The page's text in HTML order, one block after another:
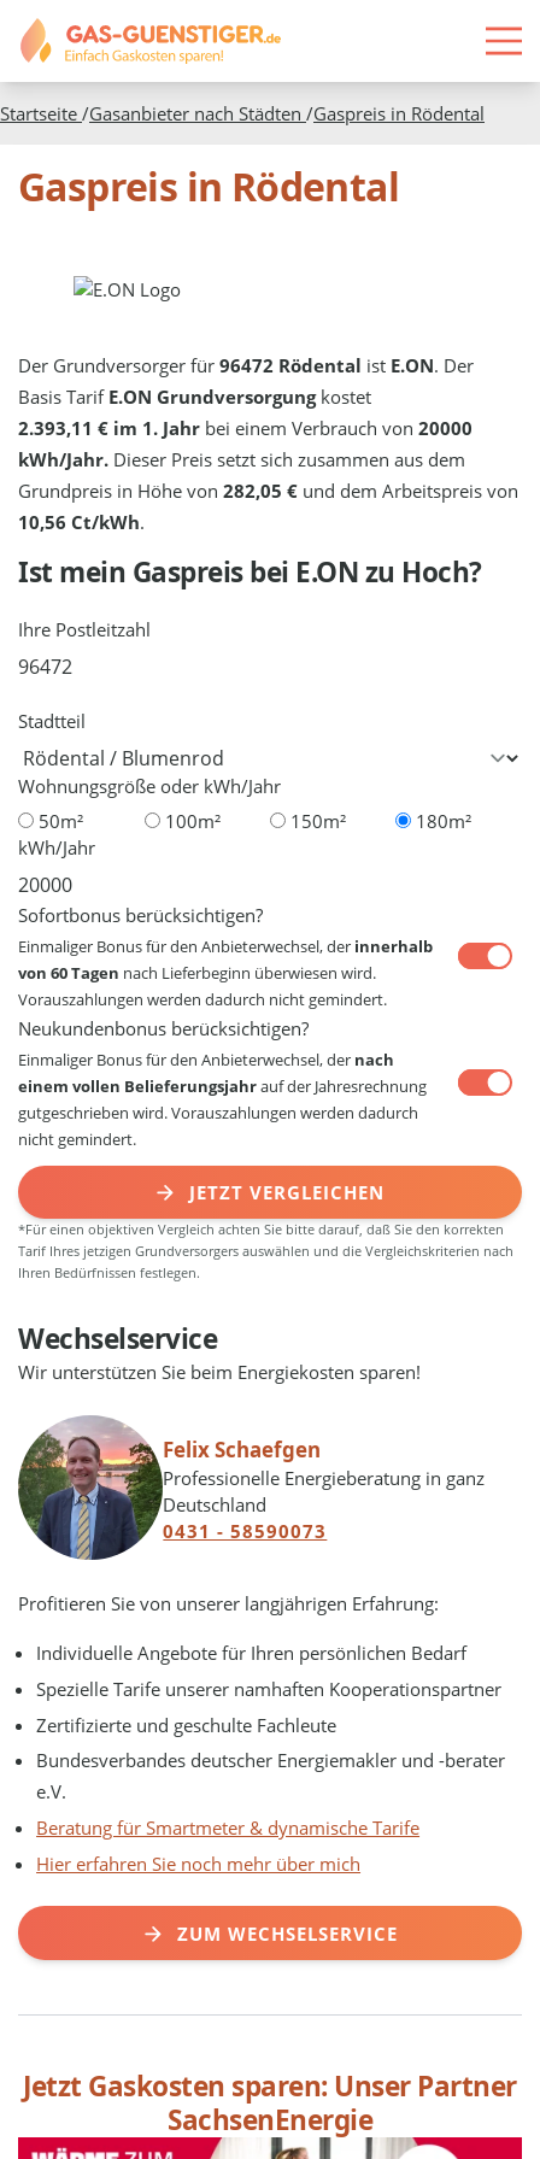
Startseite /Gasanbieter nach Städten /Gaspreis in Rödental
Gaspreis in Rödental
Der Grundversorger für96472 Rödental ist E.ON. Der
Basis Tarif E.ON Grundversorgungkostet
2.393,11 € im 1. Jahr bei einem Verbrauch von20000
kWh/Jahr. Dieser Preis setzt sich zusammen aus dem
Grundpreis in Höhe von282,05 € und dem Arbeitspreis von
10,56 Ct/kWh.
Ist mein Gaspreis bei E.ONzu Hoch?
Ihre Postleitzahl
Stadtteil
Wohnungsgröße oder kWh/Jahr
50m²
100m² 150m²
180m²
kWh/Jahr
Sofortbonus berücksichtigen?
Einmaliger Bonus für den Anbieterwechsel, der innerhalb
von 60 Tagen nach Lieferbeginn überwiesen wird.
Vorauszahlungen werden dadurch nicht gemindert.
Neukundenbonus berücksichtigen?
Einmaliger Bonus für den Anbieterwechsel, der nach
einem vollen Belieferungsjahrauf der Jahresrechnung
gutgeschrieben wird. Vorauszahlungen werden dadurch
nicht gemindert.
JETZT VERGLEICHEN
*Für einen objektiven Vergleich achten Sie bitte darauf, daß Sie den korrekten
Tarif Ihres jetzigen Grundversorgers auswählen und die Vergleichskriterien nach
Ihren Bedürfnissen festlegen.
Wechselservice
Wir unterstützen Sie beim Energiekosten sparen!
Felix Schaefgen
Professionelle Energieberatung in ganz
Deutschland
0431 - 58590073
Profitieren Sie von unserer langjährigen Erfahrung:
Individuelle Angebote für Ihren persönlichen Bedarf
Spezielle Tarife unserer namhaften Kooperationspartner
Zertifizierte und geschulte Fachleute
Bundesverbandes deutscher Energiemakler und -berater
e.V.
Beratung für Smartmeter & dynamische Tarife
Hier erfahren Sie noch mehr über mich
ZUM WECHSELSERVICE
Jetzt Gaskosten sparen: Unser Partner
SachsenEnergie